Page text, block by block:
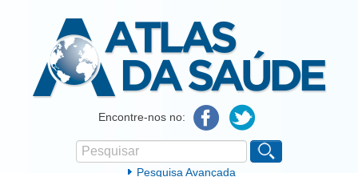
Atlas da SaúdeEncontre-nos no:
Formulário de procura
Pesquisar
Pesquisa Avançada